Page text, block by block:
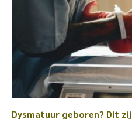
Dysmatuur geboren? Dit